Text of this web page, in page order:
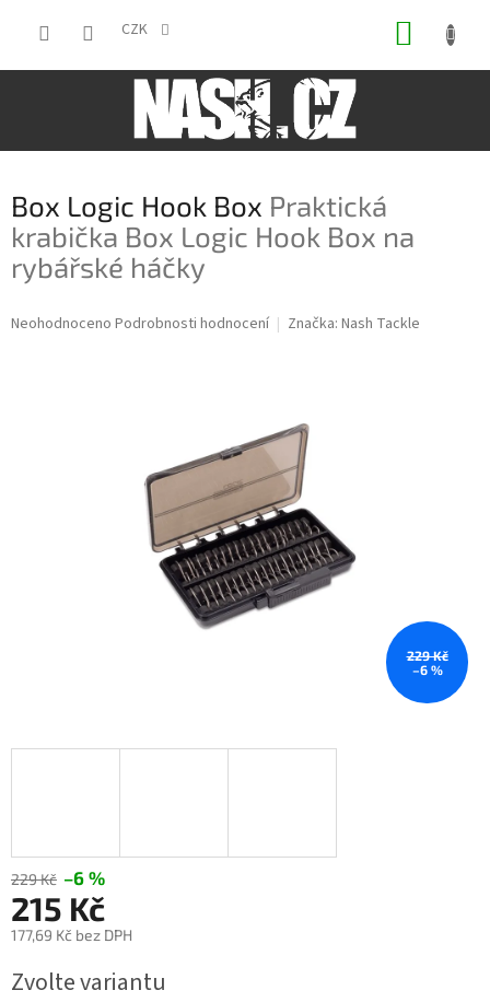
CZK
Box Logic Hook Box Praktická
krabička Box Logic Hook Box na
rybářské háčky
Průměrné
Neohodnoceno Podrobnosti hodnocení Značka: Nash Tackle
229 Kč
–6 %
229 Kč –6 %
215 Kč
177,69 Kč bez DPH
cena:
Zvolte variantu